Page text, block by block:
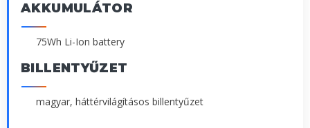
AKKUMULÁTOR
75Wh Li-Ion battery
BILLENTYŰZET
magyar, háttérvilágításos billentyűzet